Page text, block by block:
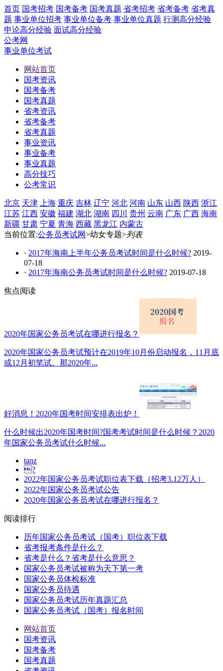
首页 国考招考 国考备考 国考真题 省考招考 省考备考 省考真
题 事业单位招考 事业单位备考 事业单位真题 行测高分经验
申论高分经验 面试高分经验
公考网
事业单位考试
网站首页
国考资讯
国考备考
国考真题
省考资讯
省考备考
省考真题
事业资讯
事业备考
事业真题
高分技巧
公考常识
北京 天津 上海 重庆 吉林 辽宁 河北 河南 山东 山西 陕西 浙江
江苏 江西 安徽 福建 湖北 湖南 四川 贵州 云南 广东 广西 海南
新疆 甘肃 宁夏 青海 西藏 黑龙江 内蒙古
当前位置:公务员考试网>幼女专题>列表
· 2017年海南上半年公务员考试时间是什么时候? 2019-
07-18
· 2017年海南公务员考试时间是什么时候? 2019-07-18
焦点阅读
2020年国家公务员考试在哪进行报名？
2020年国家公务员考试预计在2019年10月份启动报名，11月底
或12月初笔试。那2020年...
好消息！2020年国考时间安排表出炉！
什么时候出2020年国考时间?国考考试时间是什么时候？2020
年国家公务员考试什么时候...
tanz
?
2022年国家公务员考试职位表下载（招考3.12万人）
2022年国家公务员考试公告
2020年国家公务员考试在哪进行报名？
阅读排行
历年国家公务员考试（国考）职位表下载
省考报考条件是什么？
省考是什么？省考是什么意思？
国家公务员考试被称为天下第一考
国家公务员体检标准
国家公务员待遇
国家公务员考试历年真题汇总
国家公务员考试（国考）报名时间
网站首页
国考资讯
国考备考
国考真题